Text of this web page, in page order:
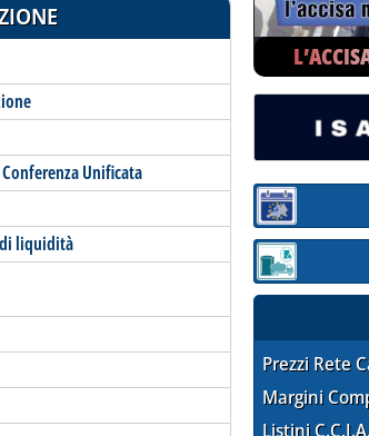
Unificata
di liquidità
Sezione:
Sezione:
Prezzi Rete
Margini
Listini